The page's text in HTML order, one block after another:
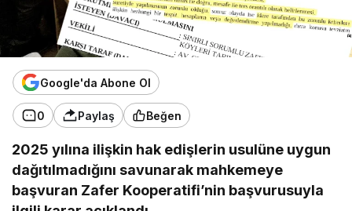
Google'da Abone Ol
0 Paylaş Beğen
2025 yılına ilişkin hak edişlerin usulüne uygun
dağıtılmadığını savunarak mahkemeye
başvuran Zafer Kooperatifi’nin başvurusuyla